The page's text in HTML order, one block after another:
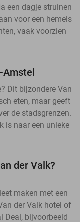
een dagje struinen
voor een hemels
vaak voorzien
Amstel
Dit bijzondere Van
eten, maar geeft
de stadsgrenzen.
is naar een unieke
der Valk?
maken met een
der Valk hotel of
Deal, bijvoorbeeld